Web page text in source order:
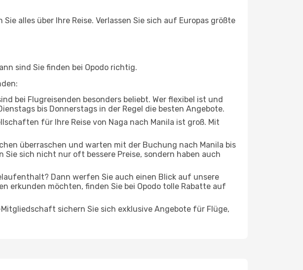
alles über Ihre Reise. Verlassen Sie sich auf Europas größte
sind Sie finden bei Opodo richtig.
bei Flugreisenden besonders beliebt. Wer flexibel ist und
bis Donnerstags in der Regel die besten Angebote.
für Ihre Reise von Naga nach Manila ist groß. Mit
überraschen und warten mit der Buchung nach Manila bis
sich nicht nur oft bessere Preise, sondern haben auch
Dann werfen Sie auch einen Blick auf unsere
erkunden möchten, finden Sie bei Opodo tolle Rabatte auf
Mitgliedschaft sichern Sie sich exklusive Angebote für Flüge,